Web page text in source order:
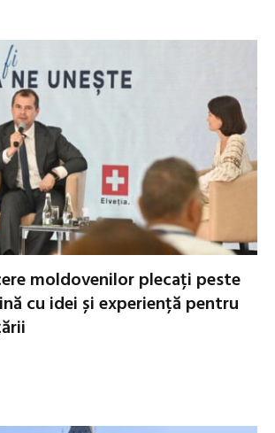
moldovenilor plecați peste
cu idei și experiență pentru